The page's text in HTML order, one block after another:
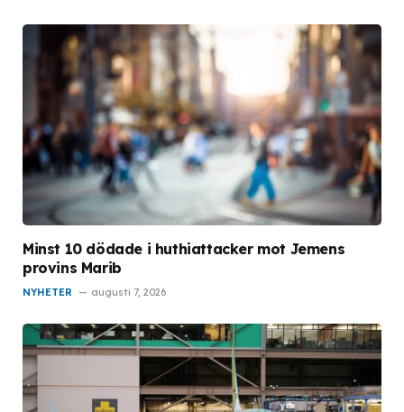
Minst 10 dödade i huthiattacker mot Jemens
provins Marib
NYHETER augusti 7, 2026